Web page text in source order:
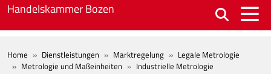
Skip to main content
Handelskammer Bozen
BREADCRUMB
Home Dienstleistungen Marktregelung
Legale Metrologie
Metrologie und Maßeinheiten
Industrielle Metrologie